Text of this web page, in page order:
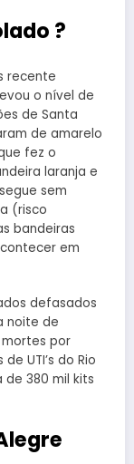
?
recente
o nível de
de Santa
de amarelo
fez o
laranja e
sem
(risco
bandeiras
em
defasados
noite de
mortes por
UTI’s do Rio
de 380 mil kits